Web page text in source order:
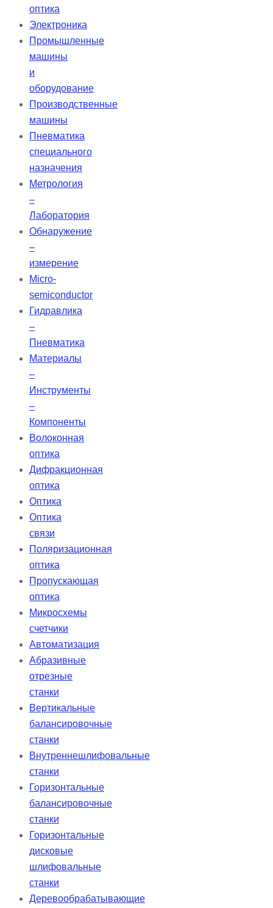
оптика
Электроника
Промышленные
машины
и
оборудование
Производственные
машины
Пневматика
специального
назначения
Метрология
–
Лаборатория
Обнаружение
–
измерение
Micro-
semiconductor
Гидравлика
–
Пневматика
Материалы
–
Инструменты
–
Компоненты
Волоконная
оптика
Дифракционная
оптика
Оптика
Оптика
связи
Поляризационная
оптика
Пропускающая
оптика
Микросхемы
счетчики
Автоматизация
Абразивные
отрезные
станки
Вертикальные
балансировочные
станки
Внутреннешлифовальные
станки
Горизонтальные
балансировочные
станки
Горизонтальные
дисковые
шлифовальные
станки
Деревообрабатывающие